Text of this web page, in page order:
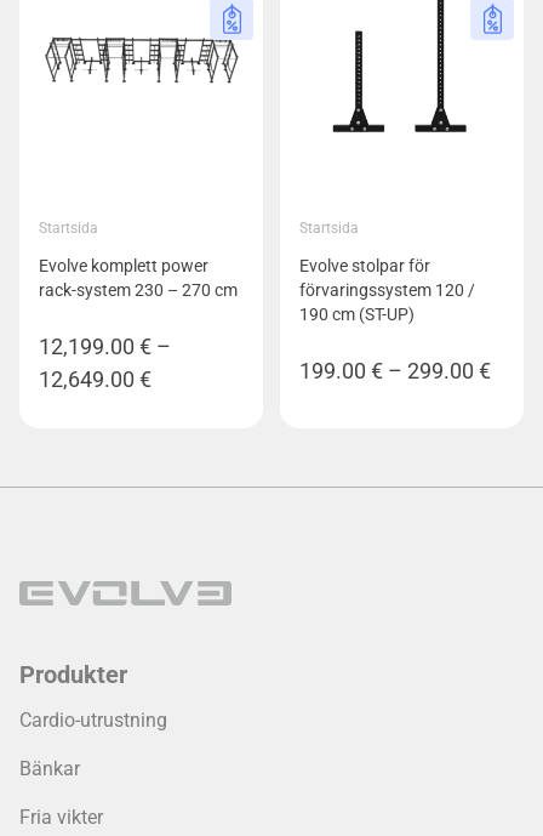
Startsida
Evolve komplett power
rack-system 230 – 270 cm
12,199.00 € –
12,649.00 €Prisintervall:
Startsida
Evolve stolpar för
förvaringssystem 120 /
190 cm (ST-UP)
199.00 € – 299.00 €
Produkter
Cardio-utrustning
Bänkar
Fria vikter